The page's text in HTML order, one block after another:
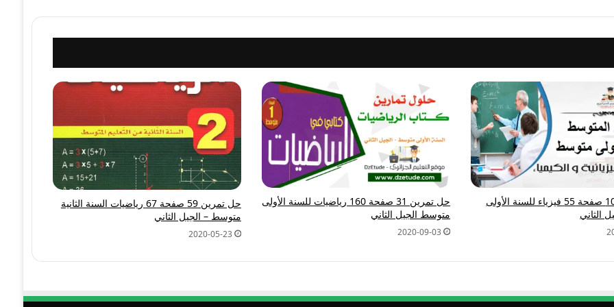
حل تمرين 10 صفحة 55 فيزياء للسنة الأولى
الثاني
حل تمرين 31 صفحة 160 رياضيات للسنة الأولى
متوسط الجيل الثاني
2020-09-03
حل تمرين 59 صفحة 67 رياضيات السنة الثانية
متوسط – الجيل الثاني
2020-05-23